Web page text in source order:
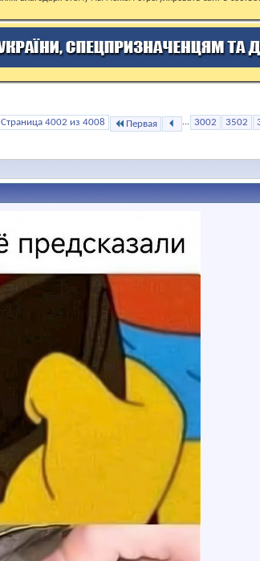
Страница 4002 из 4008 Первая ... 3002 3502